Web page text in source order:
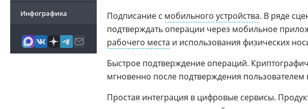
Инфографика
Подписание с мобильного устройства. В ряде
подтверждать операции через мобильное
рабочего места и использования физических
Быстрое подтверждение операций.
мгновенно после подтверждения
Простая интеграция в цифровые сервисы.